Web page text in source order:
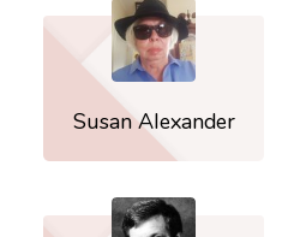
Susan Alexander